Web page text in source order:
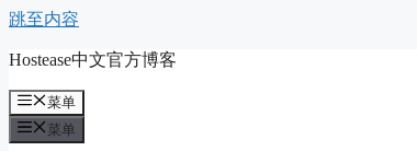
跳至内容
Hostease中文官方博客
菜单
菜单